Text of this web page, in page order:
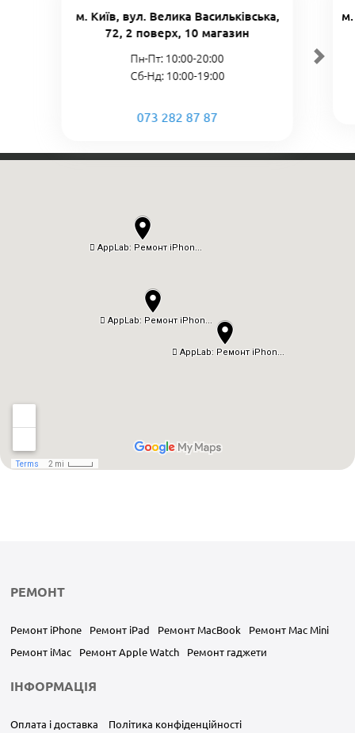
м. Київ, вул. Велика Васильківська,
72, 2 поверх, 10 магазин
Пн-Пт: 10:00-20:00
Сб-Нд: 10:00-19:00
073 282 87 87
РЕМОНТ
Ремонт iPhone Ремонт iPad Ремонт MacBook
Ремонт Mac Mini
Ремонт iMac
Ремонт Apple Watch Ремонт гаджети
ІНФОРМАЦІЯ
Оплата і доставка Політика конфіденційності